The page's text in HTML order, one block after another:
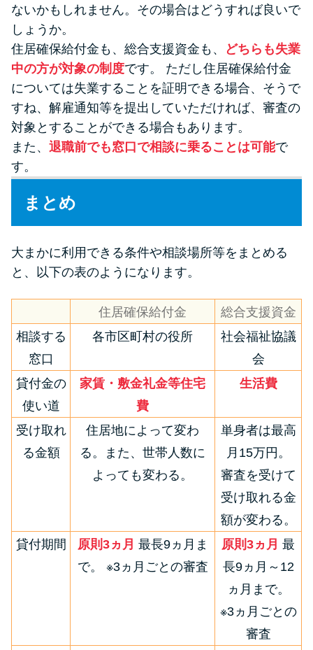
ないかもしれません。その場合はどうすれば良いで
しょうか。
住居確保給付金も、総合支援資金も、
どちらも失業
中の方が対象の制度です。 ただし住居確保給付金
については失業することを証明できる場合、そうで
すね、解雇通知等を提出していただければ、審査の
対象とすることができる場合もあります。
また、 退職前でも窓口で相談に乗ることは可能で
す。
まとめ
大まかに利用できる条件や相談場所等をまとめる
と、以下の表のようになります。
住居確保給付金
総合支援資金
相談する
窓口
各市区町村の役所
社会福祉協議
会
貸付金の
使い道
家賃・敷金礼金等住宅
費
生活費
受け取れ
る金額
住居地によって変わ
る。また、世帯人数に
よっても変わる。
単身者は最高
月15万円。
審査を受けて
受け取れる金
額が変わる。
貸付期間
原則3ヵ月 最長9ヵ月ま
で。 ※3ヵ月ごとの審査
原則3ヵ月 最
長9ヵ月～12
ヵ月まで。
※3ヵ月ごとの
審査